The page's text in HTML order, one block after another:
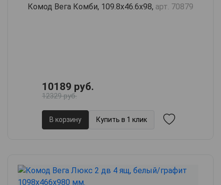
Комод Вега Комби, 109.8х46.6х98, арт. 70879
10189 руб.
12329 руб.
В корзину Купить в 1 клик